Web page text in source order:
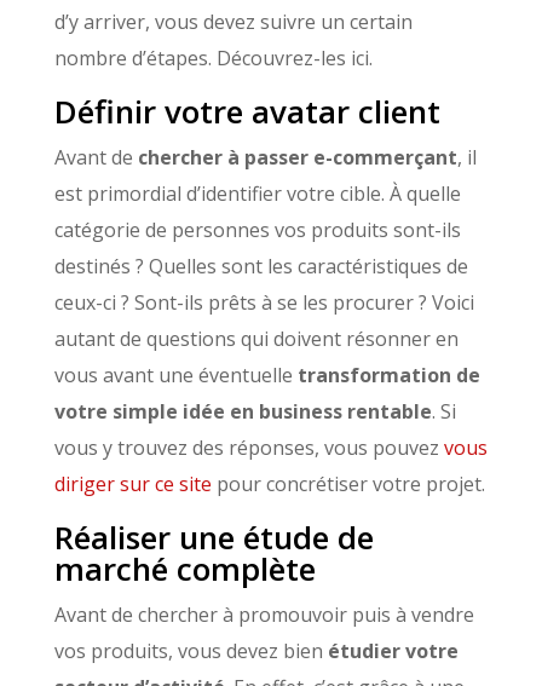
d’y arriver, vous devez suivre un certain
nombre d’étapes. Découvrez-les ici.
Définir votre avatar client
Avant de chercher à passer e-commerçant, il
est primordial d’identifier votre cible. À quelle
catégorie de personnes vos produits sont-ils
destinés ? Quelles sont les caractéristiques de
ceux-ci ? Sont-ils prêts à se les procurer ? Voici
autant de questions qui doivent résonner en
vous avant une éventuelle transformation de
votre simple idée en business rentable. Si
vous y trouvez des réponses, vous pouvez vous
diriger sur ce site pour concrétiser votre projet.
Réaliser une étude de
marché complète
Avant de chercher à promouvoir puis à vendre
vos produits, vous devez bien étudier votre